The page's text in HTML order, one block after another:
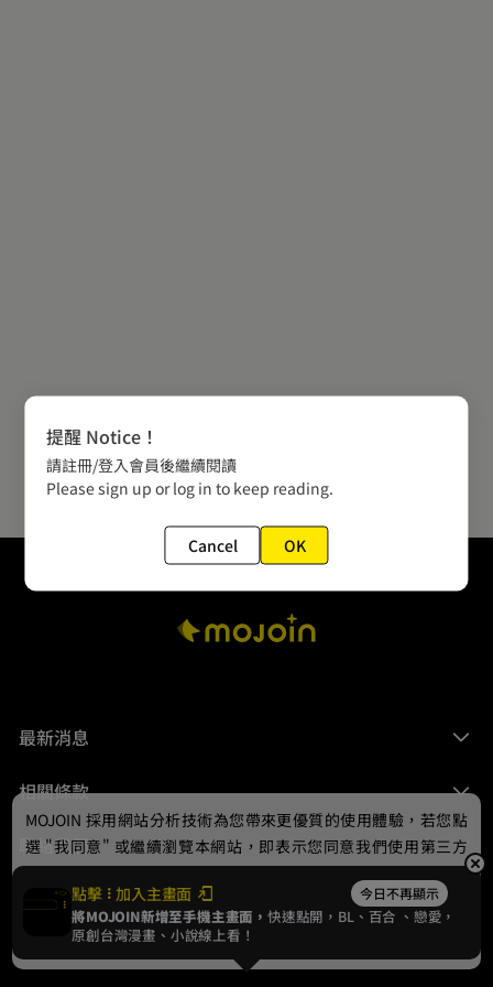
最新消息
相關條款
聯絡我們
© 2024 gamania Digital Entertainment Co., Ltd.
點擊 加入主畫面 今日不再顯示
將MOJOIN新增至手機主畫面，快速點開，BL、 百合 、戀愛，
原創台灣漫畫、小說線上看！
MOJOIN 採用網站分析技術為您帶來更優質的使用體驗，若您點
選 "我同意" 或繼續瀏覽本網站，即表示您同意我們使用第三方
Cookie，欲瞭解更多資訊請見隱私權政策。
我同意
提醒 Notice！
請註冊/登入會員後繼續閱讀
Please sign up or log in to keep reading.
Cancel OK